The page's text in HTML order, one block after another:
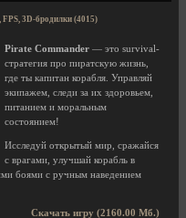
FPS, 3D-бродилки (4015)
Pirate Commander — это survival-
стратегия про пиратскую жизнь,
где ты капитан корабля. Управляй
экипажем, следи за их здоровьем,
питанием и моральным
состоянием!
Исследуй открытый мир, сражайся
с врагами, улучшай корабль в
боями с ручным наведением
Скачать игру (2160.00 Мб.)